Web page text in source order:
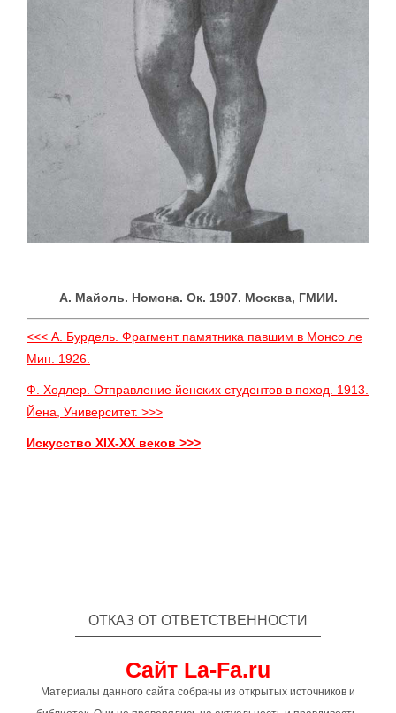
А. Майоль. Номона. Ок. 1907. Москва, ГМИИ.
<<< А. Бурдель. Фрагмент памятника павшим в Монсо ле
Мин. 1926.
Ф. Xодлер. Отправление йенских студентов в поход. 1913.
Йена, Университет. >>>
Искусство XIX-XX веков >>>
ОТКАЗ ОТ ОТВЕТСТВЕННОСТИ
Сайт La-Fa.ru
Материалы данного сайта собраны из открытых источников и